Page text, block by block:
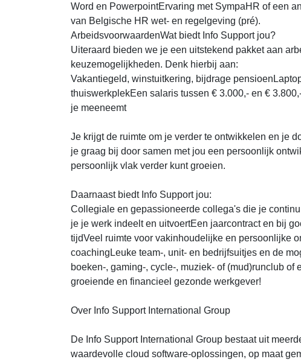
Word en PowerpointErvaring met SympaHR of een
van Belgische HR wet- en regelgeving (pré).
ArbeidsvoorwaardenWat biedt Info Support jou?
Uiteraard bieden we je een uitstekend pakket aan
keuzemogelijkheden. Denk hierbij aan:
Vakantiegeld, winstuitkering, bijdrage
thuiswerkplekEen salaris tussen € 3.000,- en €
je meeneemt
Je krijgt de ruimte om je verder te ontwikkelen en je
je graag bij door samen met jou een persoonlijk
persoonlijk vlak verder kunt groeien.
Daarnaast biedt Info Support jou:
Collegiale en gepassioneerde collega's die je
je je werk indeelt en uitvoertEen jaarcontract en bij
tijdVeel ruimte voor vakinhoudelijke en persoonlijke
coachingLeuke team-, unit- en bedrijfsuitjes en de
boeken-, gaming-, cycle-, muziek- of (mud)runclub
groeiende en financieel gezonde werkgever!
Over Info Support International Group
De Info Support International Group bestaat uit
waardevolle cloud software-oplossingen, op maat